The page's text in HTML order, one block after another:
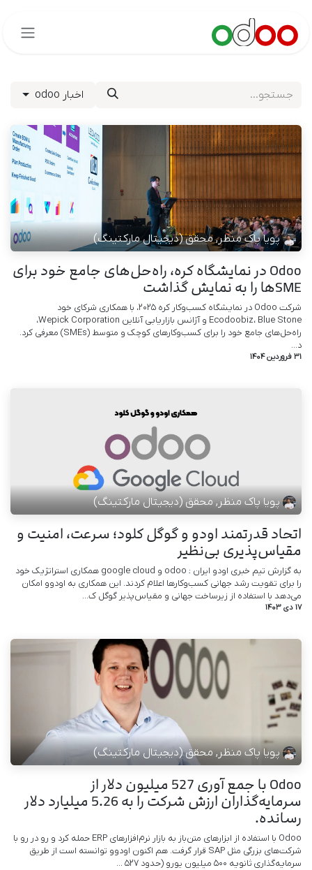
اخبار odoo
پویا پاک منظر, محقق (دیجیتال مارکتینگ)
Odoo در نمایشگاه کره، راه‌حل‌های جامع خود برای
SMEها را به نمایش گذاشت
شرکت Odoo در نمایشگاه کسب‌وکار کره ۲۰۲۵، با همکاری شرکای خود
Ecodoobiz، Blue Stone و آژانس بازاریابی آنلاین Wepick Corporation،
راه‌حل‌های جامع خود را برای کسب‌وکارهای کوچک و متوسط (SMEs) معرفی کرد.
د...
31 فروردین 1404
پویا پاک منظر, محقق (دیجیتال مارکتینگ)
اتحاد قدرتمند اودو و گوگل کلود؛ سرعت، امنیت و
مقیاس‌پذیری بی‌نظیر
به گزارش تیم خبری اودو ایران : odoo و google cloud همکاری استراتژیک خود
را برای تقویت رشد جهانی کسب‌وکارها اعلام کردند. این همکاری به اودوو امکان
می‌دهد با استفاده از زیرساخت جهانی و مقیاس‌پذیر گوگل ک...
17 دی 1403
پویا پاک منظر, محقق (دیجیتال مارکتینگ)
Odoo با جمع آوری 527 میلیون دلار از
سرمایه‌گذاران ارزش شرکت را به 5.26 میلیارد دلار
رسانده.
Odoo با استفاده از ابزارهای متن‌باز به بازار نرم‌افزارهای ERP حمله کرد و رو در رو با
شرکت‌های بزرگی مثل SAP قرار گرفت. هم اکنون اودوو توانسته است از طریق
سرمایه‌گذاری ثانویه ۵۰۰ میلیون یورو (حدود ۵۲۷ ...